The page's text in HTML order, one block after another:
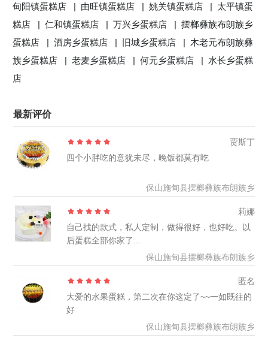
甸阳镇蛋糕店 | 由旺镇蛋糕店 |姚关镇蛋糕店 | 太平镇蛋
糕店 |仁和镇蛋糕店 |万兴乡蛋糕店 |摆榔彝族布朗族乡
蛋糕店 |酒房乡蛋糕店 | 旧城乡蛋糕店 | 木老元布朗族彝
族乡蛋糕店 |老麦乡蛋糕店 |何元乡蛋糕店 | 水长乡蛋糕
店
最新评价
贾斯丁
四个小胖吃的意犹未尽，晚饭都莫有吃
保山施甸县摆榔彝族布朗族乡
莉娜
自己找的款式，私人定制，做得很好，也好吃。以
后蛋糕全部你家了...
保山施甸县摆榔彝族布朗族乡
匿名
大爱的水果蛋糕，第二次在你这定了~~一如既往的
好
保山施甸县摆榔彝族布朗族乡